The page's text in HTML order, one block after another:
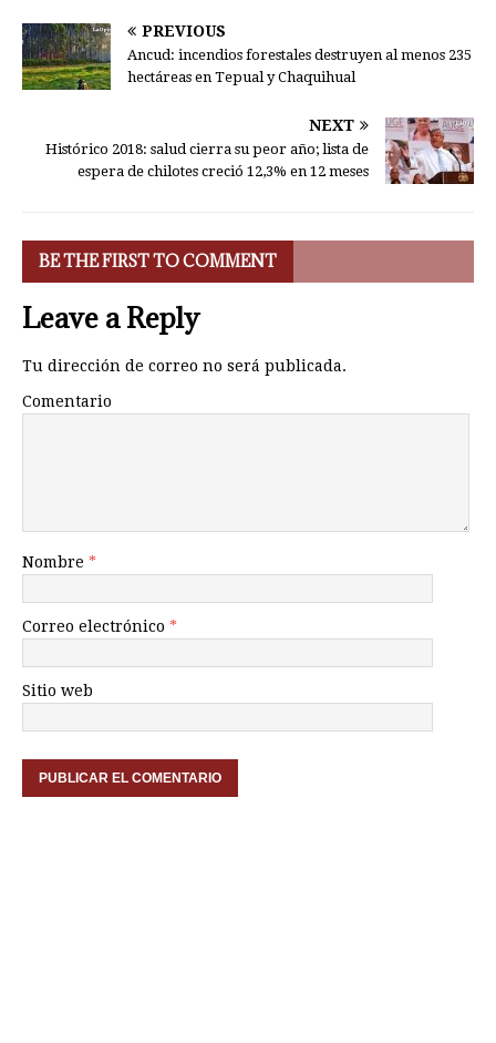
PREVIOUS
Ancud: incendios forestales destruyen al menos 235
hectáreas en Tepual y Chaquihual
NEXT
Histórico 2018: salud cierra su peor año; lista de
espera de chilotes creció 12,3% en 12 meses
BE THE FIRST TO COMMENT
Leave a Reply
Tu dirección de correo no será publicada.
Comentario
Nombre *
Correo electrónico *
Sitio web